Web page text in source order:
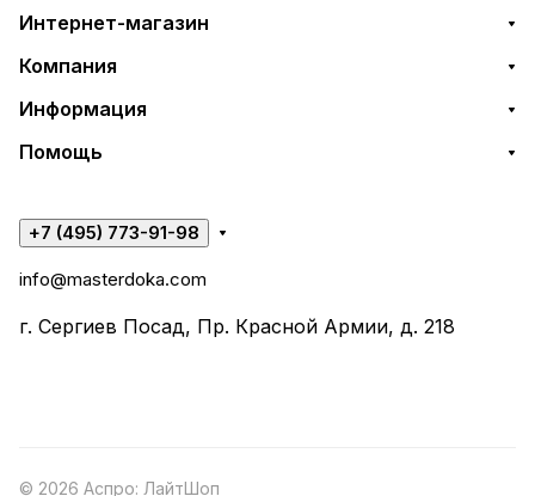
Интернет-магазин
Компания
Информация
Помощь
+7 (495) 773-91-98
info@masterdoka.com
г. Сергиев Посад, Пр. Красной Армии, д. 218
© 2026 Аспро: ЛайтШоп